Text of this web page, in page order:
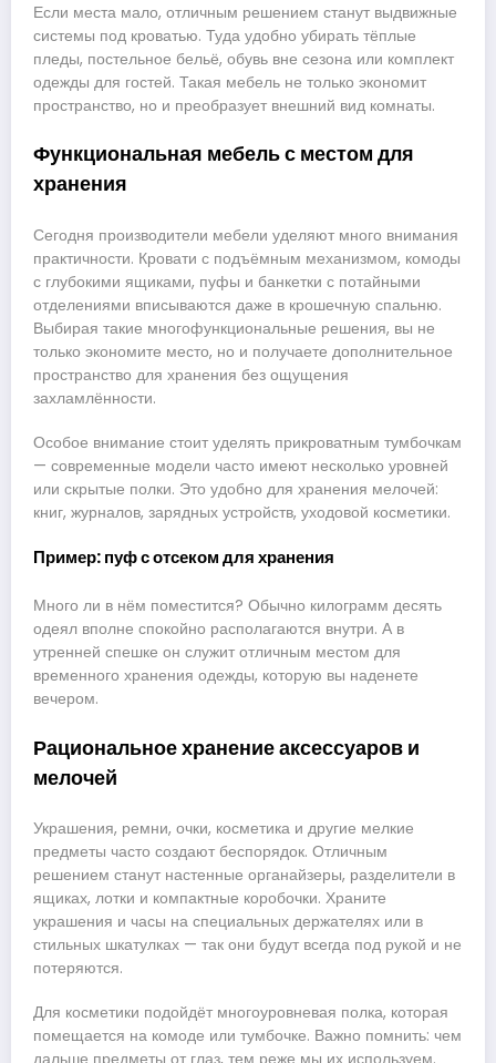
Если места мало, отличным решением станут выдвижные
системы под кроватью. Туда удобно убирать тёплые
пледы, постельное бельё, обувь вне сезона или комплект
одежды для гостей. Такая мебель не только экономит
пространство, но и преобразует внешний вид комнаты.
Функциональная мебель с местом для
хранения
Сегодня производители мебели уделяют много внимания
практичности. Кровати с подъёмным механизмом, комоды
с глубокими ящиками, пуфы и банкетки с потайными
отделениями вписываются даже в крошечную спальню.
Выбирая такие многофункциональные решения, вы не
только экономите место, но и получаете дополнительное
пространство для хранения без ощущения
захламлённости.
Особое внимание стоит уделять прикроватным тумбочкам
— современные модели часто имеют несколько уровней
или скрытые полки. Это удобно для хранения мелочей:
книг, журналов, зарядных устройств, уходовой косметики.
Пример: пуф с отсеком для хранения
Много ли в нём поместится? Обычно килограмм десять
одеял вполне спокойно располагаются внутри. А в
утренней спешке он служит отличным местом для
временного хранения одежды, которую вы наденете
вечером.
Рациональное хранение аксессуаров и
мелочей
Украшения, ремни, очки, косметика и другие мелкие
предметы часто создают беспорядок. Отличным
решением станут настенные органайзеры, разделители в
ящиках, лотки и компактные коробочки. Храните
украшения и часы на специальных держателях или в
стильных шкатулках — так они будут всегда под рукой и не
потеряются.
Для косметики подойдёт многоуровневая полка, которая
помещается на комоде или тумбочке. Важно помнить: чем